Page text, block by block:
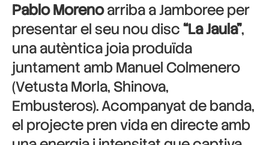
Pablo Morenoarriba a Jamboree per
presentar el seu nou disc“La Jaula”,
una autèntica joia produïda
juntament amb Manuel Colmenero
(Vetusta Morla, Shinova,
Embusteros). Acompanyat de banda,
el projecte pren vida en directe amb